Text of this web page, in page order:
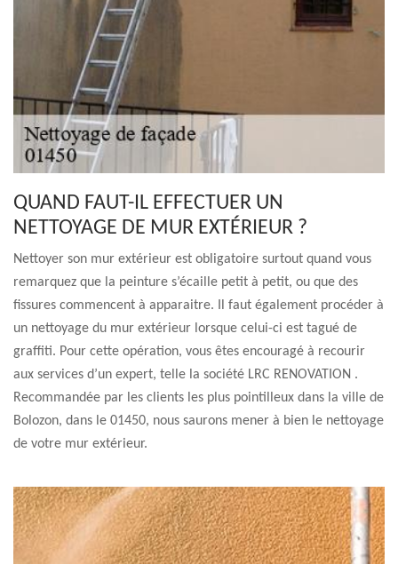
QUAND FAUT-IL EFFECTUER UN
NETTOYAGE DE MUR EXTÉRIEUR ?
Nettoyer son mur extérieur est obligatoire surtout quand vous
remarquez que la peinture s’écaille petit à petit, ou que des
fissures commencent à apparaitre. Il faut également procéder à
un nettoyage du mur extérieur lorsque celui-ci est tagué de
graffiti. Pour cette opération, vous êtes encouragé à recourir
aux services d’un expert, telle la société LRC RENOVATION .
Recommandée par les clients les plus pointilleux dans la ville de
Bolozon, dans le 01450, nous saurons mener à bien le nettoyage
de votre mur extérieur.